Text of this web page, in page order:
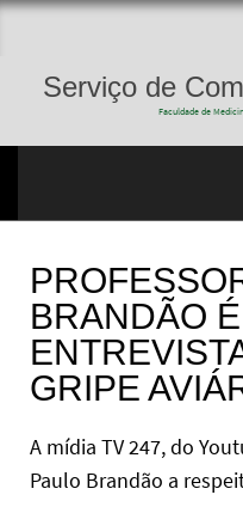
Serviço de
Faculdade de
BRANDÃO É
GRIPE
A mídia TV 247, do
Paulo Brandão a